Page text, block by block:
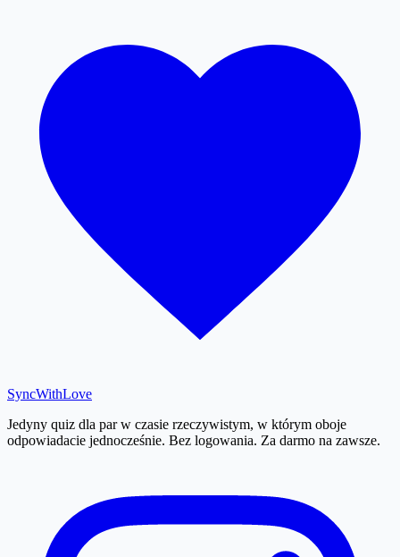
SyncWithLove
Jedyny quiz dla par w czasie rzeczywistym, w którym oboje
odpowiadacie jednocześnie. Bez logowania. Za darmo na zawsze.